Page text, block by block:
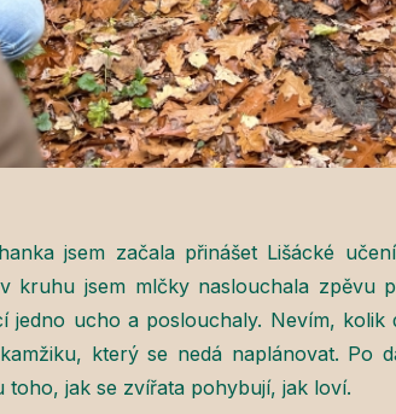
jsem začala přinášet Lišácké
kruhu jsem mlčky naslouchala zpěvu
jedno ucho a poslouchaly. Nevím, kolik
který se nedá naplánovat. Po
jak se zvířata pohybují, jak loví.